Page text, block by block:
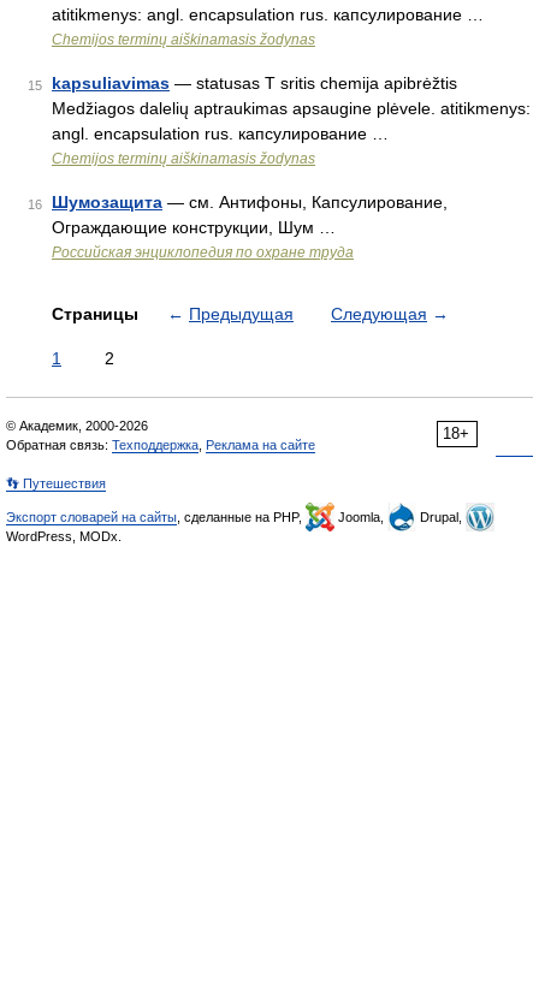
atitikmenys: angl. encapsulation rus. капсулирование …
Chemijos terminų aiškinamasis žodynas
15 kapsuliavimas — statusas T sritis chemija apibrėžtis
Medžiagos dalelių aptraukimas apsaugine plėvele. atitikmenys:
angl. encapsulation rus. капсулирование …
Chemijos terminų aiškinamasis žodynas
16 Шумозащита — см. Антифоны, Капсулирование,
Ограждающие конструкции, Шум …
Российская энциклопедия по охране труда
Страницы ← Предыдущая Следующая →
1 2
18+
© Академик, 2000-2026
Обратная связь: Техподдержка Реклама на сайте
👣 Путешествия
Экспорт словарей на сайты , сделанные на PHP, Joomla,
Drupal,
WordPress, MODx.